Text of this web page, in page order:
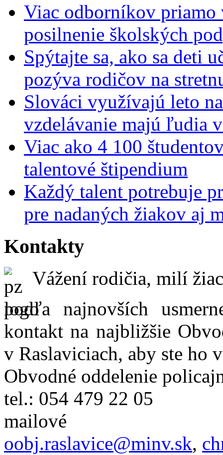
Viac odborníkov priamo
posilnenie školských
Spýtajte sa, ako sa deti
pozýva rodičov na
Slováci využívajú leto
vzdelávanie majú ľudia
Viac ako 4 100
talentové štipendium
Každý talent potrebuje
pre nadaných žiakov aj
Kontakty
Vážení rodičia, milí
podľa najnovších
kontakt na najbližšie
v Raslaviciach, aby ste ho
Obvodné oddelenie
tel.: 054 479 22 05
oobj.raslavice@minv.sk,